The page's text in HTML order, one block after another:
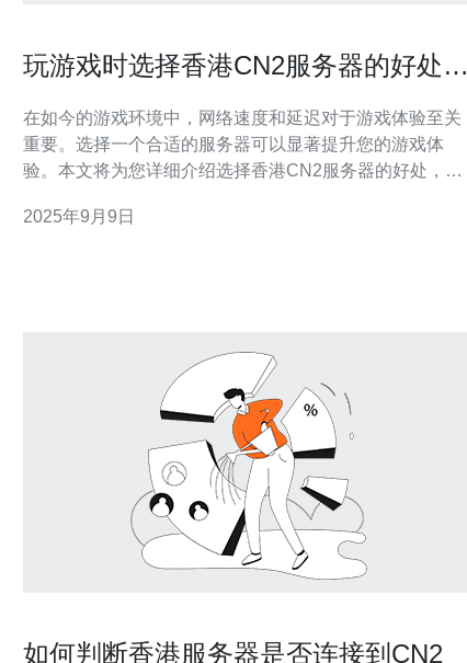
玩游戏时选择香港CN2服务器的好处有
在如今的游戏环境中，网络速度和延迟对于游戏体验至关
重要。选择一个合适的服务器可以显著提升您的游戏体
验。本文将为您详细介绍选择香港CN2服务器的好处，并
是香港CN2服务器 香港CN2服务器是指通过中国电信的
2025年9月9日
如何判断香港服务器是否连接到CN2